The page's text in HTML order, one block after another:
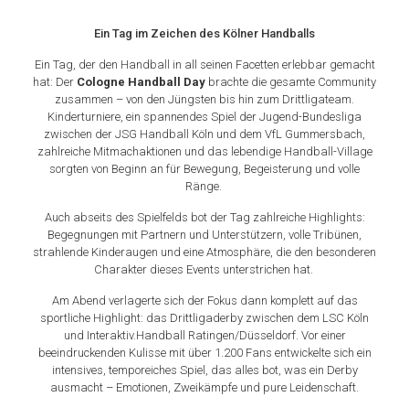
Ein Tag im Zeichen des Kölner Handballs
Ein Tag, der den Handball in all seinen Facetten erlebbar gemacht
hat: Der Cologne Handball Day brachte die gesamte Community
zusammen – von den Jüngsten bis hin zum Drittligateam.
Kinderturniere, ein spannendes Spiel der Jugend-Bundesliga
zwischen der JSG Handball Köln und dem VfL Gummersbach,
zahlreiche Mitmachaktionen und das lebendige Handball-Village
sorgten von Beginn an für Bewegung, Begeisterung und volle
Ränge.
Auch abseits des Spielfelds bot der Tag zahlreiche Highlights:
Begegnungen mit Partnern und Unterstützern, volle Tribünen,
strahlende Kinderaugen und eine Atmosphäre, die den besonderen
Charakter dieses Events unterstrichen hat.
Am Abend verlagerte sich der Fokus dann komplett auf das
sportliche Highlight: das Drittligaderby zwischen dem LSC Köln
und Interaktiv.Handball Ratingen/Düsseldorf. Vor einer
beeindruckenden Kulisse mit über 1.200 Fans entwickelte sich ein
intensives, temporeiches Spiel, das alles bot, was ein Derby
ausmacht – Emotionen, Zweikämpfe und pure Leidenschaft.